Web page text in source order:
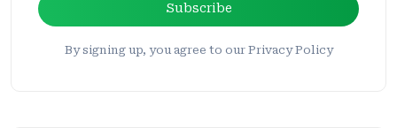
Subscribe
By signing up, you agree to our Privacy Policy